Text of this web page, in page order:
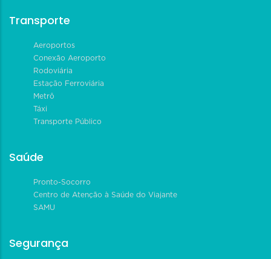
Transporte
Aeroportos
Conexão Aeroporto
Rodoviária
Estação Ferroviária
Metrô
Táxi
Transporte Público
Saúde
Pronto-Socorro
Centro de Atenção à Saúde do Viajante
SAMU
Segurança